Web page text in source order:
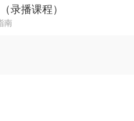
录播课程）
南